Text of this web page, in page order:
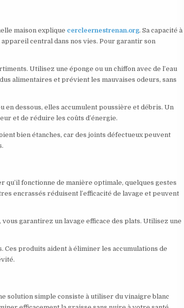
maison explique cercleernestrenan.org. Sa capacité à
central dans nos vies. Pour garantir son
Utilisez une éponge ou un chiffon avec de l’eau
alimentaires et prévient les mauvaises odeurs, sans
en dessous, elles accumulent poussière et débris. Un
et de réduire les coûts d’énergie.
bien étanches, car des joints défectueux peuvent
fonctionne de manière optimale, quelques gestes
encrassés réduisent l’efficacité de lavage et peuvent
garantirez un lavage efficace des plats. Utilisez une
produits aident à éliminer les accumulations de
solution simple consiste à utiliser du vinaigre blanc